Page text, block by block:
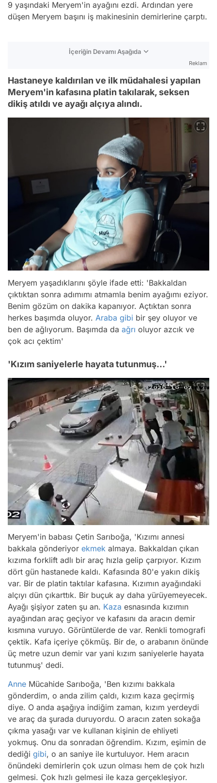
9 yaşındaki Meryem'in ayağını ezdi. Ardından yere
düşen Meryem başını iş makinesinin demirlerine çarptı.
İçeriğin Devamı Aşağıda
Reklam
Hastaneye kaldırılan ve ilk müdahalesi yapılan
Meryem'in kafasına platin takılarak, seksen
dikiş atıldı ve ayağı alçıya alındı.
Meryem yaşadıklarını şöyle ifade etti: 'Bakkaldan
çıktıktan sonra adımımı atmamla benim ayağımı eziyor.
Benim gözüm on dakika kapanıyor. Açtıktan sonra
herkes başımda oluyor. Araba gibi bir şey oluyor ve
ben de ağlıyorum. Başımda da ağrı oluyor azcık ve
çok acı çektim'
'Kızım saniyelerle hayata tutunmuş...'
Meryem'in babası Çetin Sarıboğa, 'Kızımı annesi
bakkala gönderiyor ekmek almaya. Bakkaldan çıkan
kızıma forklift adlı bir araç hızla gelip çarpıyor. Kızım
dört gün hastanede kaldı. Kafasında 80'e yakın dikiş
var. Bir de platin taktılar kafasına. Kızımın ayağındaki
alçıyı dün çıkarttık. Bir buçuk ay daha yürüyemeyecek.
Ayağı şişiyor zaten şu an. Kaza esnasında kızımın
ayağından araç geçiyor ve kafasını da aracın demir
kısmına vuruyo. Görüntülerde de var. Renkli tomografi
çektik. Kafa içeriye çökmüş. Bir de, o arabanın önünde
üç metre uzun demir var yani kızım saniyelerle hayata
tutunmuş' dedi.
Anne Mücahide Sarıboğa, 'Ben kızımı bakkala
gönderdim, o anda zilim çaldı, kızım kaza geçirmiş
diye. O anda aşağıya indiğim zaman, kızım yerdeydi
ve araç da şurada duruyordu. O aracın zaten sokağa
çıkma yasağı var ve kullanan kişinin de ehliyeti
yokmuş. Onu da sonradan öğrendim. Kızım, eşimin de
dediği gibi, o an saniye ile kurtuluyor. Hem aracın
önündeki demirlerin çok uzun olması hem de çok hızlı
gelmesi. Çok hızlı gelmesi ile kaza gerçekleşiyor.